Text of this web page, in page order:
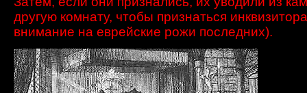
другую комнату, чтобы признаться
внимание на еврейские рожи последних).